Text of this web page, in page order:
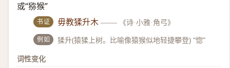
或“猕猴”
书证 毋教猱升木 —— 《诗·小雅·角弓》
例如
猱升(猿猱上树。比喻像猿猴似地轻捷攀登) “惚”
词性变化